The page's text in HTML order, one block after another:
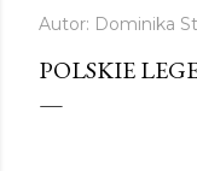
Autor: Dominika
POLSKIE